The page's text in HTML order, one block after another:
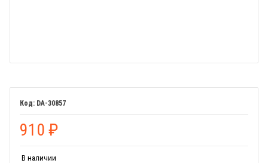
DA-30857
910 ₽
В наличии